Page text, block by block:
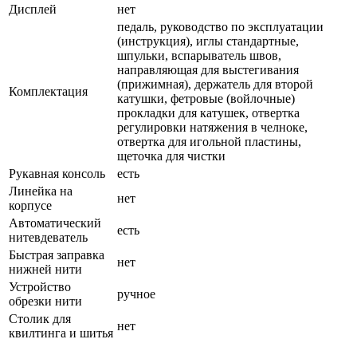
Дисплей
нет
Комплектация
педаль, руководство по эксплуатации
(инструкция), иглы стандартные,
шпульки, вспарыватель швов,
направляющая для выстегивания
(прижимная), держатель для второй
катушки, фетровые (войлочные)
прокладки для катушек, отвертка
регулировки натяжения в челноке,
отвертка для игольной пластины,
щеточка для чистки
Рукавная консоль
есть
Линейка на
корпусе
нет
Автоматический
нитевдеватель
есть
Быстрая заправка
нижней нити
нет
Устройство
обрезки нити
ручное
Столик для
квилтинга и шитья
нет